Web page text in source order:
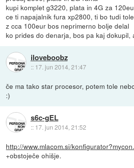
kupi komplet g3220, plata in 4G za
ce ti napajalnik fura xp2800, ti bo tudi tole
z cca 100eur bos neprimerno bolje delal
ko prides do denarja, bos pa kaj dokupil,
iloveboobz
:: 17. jun 2014, 21:47
če ma tako star procesor, potem tole
:)
s6c-gEL
:: 17. jun 2014, 21:52
http://www.mlacom.si/
+obstoječe ohišje.